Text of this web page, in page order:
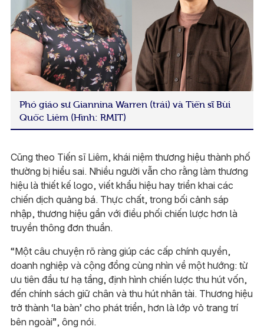
Phó giáo sư Giannina Warren (trái) và Tiến sĩ Bùi
Quốc Liêm (Hình: RMIT)
Cũng theo Tiến sĩ Liêm, khái niệm thương hiệu thành phố
thường bị hiểu sai. Nhiều người vẫn cho rằng làm thương
hiệu là thiết kế logo, viết khẩu hiệu hay triển khai các
chiến dịch quảng bá. Thực chất, trong bối cảnh sáp
nhập, thương hiệu gần với điều phối chiến lược hơn là
truyền thông đơn thuần.
“Một câu chuyện rõ ràng giúp các cấp chính quyền,
doanh nghiệp và cộng đồng cùng nhìn về một hướng: từ
ưu tiên đầu tư hạ tầng, định hình chiến lược thu hút vốn,
đến chính sách giữ chân và thu hút nhân tài. Thương hiệu
trở thành ‘la bàn’ cho phát triển, hơn là lớp vỏ trang trí
bên ngoài”, ông nói.